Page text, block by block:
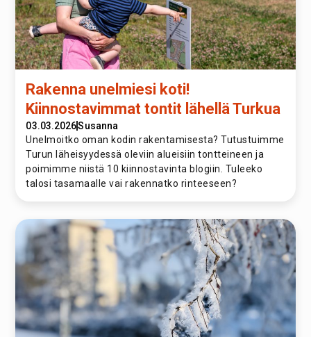
Rakenna unelmiesi koti!
Kiinnostavimmat tontit lähellä Turkua
03.03.2026Susanna
Unelmoitko oman kodin rakentamisesta? Tutustuimme
Turun läheisyydessä oleviin alueisiin tontteineen ja
poimimme niistä 10 kiinnostavinta blogiin. Tuleeko
talosi tasamaalle vai rakennatko rinteeseen?